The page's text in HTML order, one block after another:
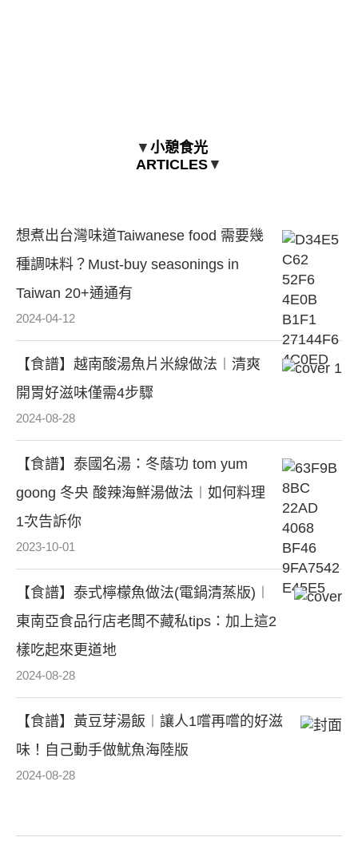
▼ 小憩食光
ARTICLES▼
想煮出台灣味道Taiwanese food 需要幾
種調味料？Must-buy seasonings in
Taiwan 20+通通有
2024-04-12
【食譜】越南酸湯魚片米線做法︱清爽
開胃好滋味僅需4步驟
2024-08-28
【食譜】泰國名湯：冬蔭功 tom yum
goong 冬央 酸辣海鮮湯做法︱如何料理
1次告訴你
2023-10-01
【食譜】泰式檸檬魚做法(電鍋清蒸版)︱
東南亞食品行店老闆不藏私tips：加上這2
樣吃起來更道地
2024-08-28
【食譜】黃豆芽湯飯︱讓人1嚐再嚐的好滋
味！自己動手做魷魚海陸版
2024-08-28